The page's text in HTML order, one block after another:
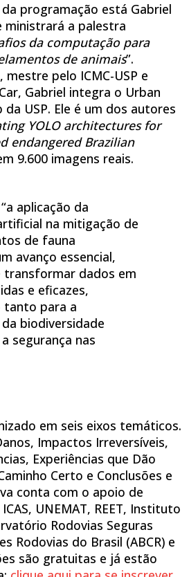
programação está Gabriel
ministrará a palestra
da computação para
de animais”.
mestre pelo ICMC-USP e
Gabriel integra o Urban
USP. Ele é um dos autores
YOLO architectures for
endangered Brazilian
9.600 imagens reais.
aplicação da
na mitigação de
de fauna
avanço essencial,
transformar dados em
e eficazes,
tanto para a
biodiversidade
segurança nas
em seis eixos temáticos.
Impactos Irreversíveis,
Experiências que Dão
Certo e Conclusões e
conta com o apoio de
UNEMAT, REET, Instituto
Rodovias Seguras
Rodovias do Brasil (ABCR) e
são gratuitas e já estão